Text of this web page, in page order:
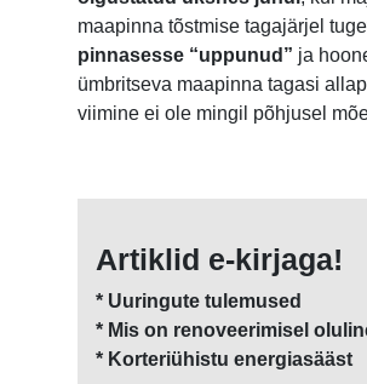
maapinna tõstmise tagajärjel
pinnasesse “uppunud” ja
ümbritseva maapinna tagasi
viimine ei ole mingil põhjusel
Artiklid e-kirjaga!
* Uuringute tulemused
* Mis on renoveerimisel
* Korteriühistu energiasääst